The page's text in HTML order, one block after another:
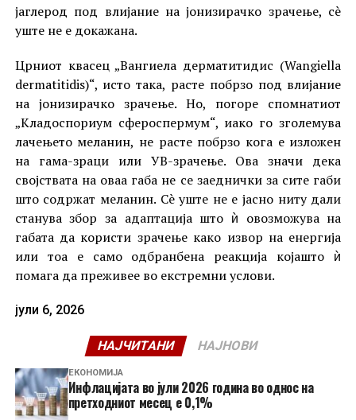
јаглерод под влијание на јонизирачко зрачење, сè
уште не е докажана.
Црниот квасец „Вангиела дерматитидис (Wangiella
dermatitidis)“, исто така, расте побрзо под влијание
на јонизирачко зрачење. Но, погоре спомнатиот
„Кладоспориум сфероспермум“, иако го зголемува
лачењето меланин, не расте побрзо кога е изложен
на гама-зраци или УВ-зрачење. Ова значи дека
својствата на оваа габа не се заеднички за сите габи
што содржат меланин. Сè уште не е јасно ниту дали
станува збор за адаптација што ѝ овозможува на
габата да користи зрачење како извор на енергија
или тоа е само одбранбена реакција којашто ѝ
помага да преживее во екстремни услови.
јули 6, 2026
НАЈЧИТАНИ НАЈНОВИ
ЕКОНОМИЈА
Инфлацијата во јули 2026 година во однос на
претходниот месец е 0,1%